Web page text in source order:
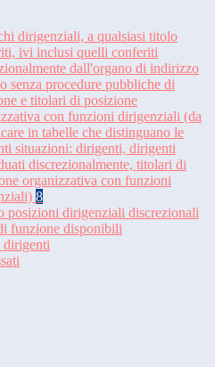
dirigenziali, a qualsiasi titolo
ivi inclusi quelli conferiti
dall'organo di indirizzo
senza procedure pubbliche di
e titolari di posizione
con funzioni dirigenziali (da
in tabelle che distinguano le
situazioni: dirigenti, dirigenti
discrezionalmente, titolari di
organizzativa con funzioni
8
posizioni dirigenziali discrezionali
funzione disponibili
dirigenti